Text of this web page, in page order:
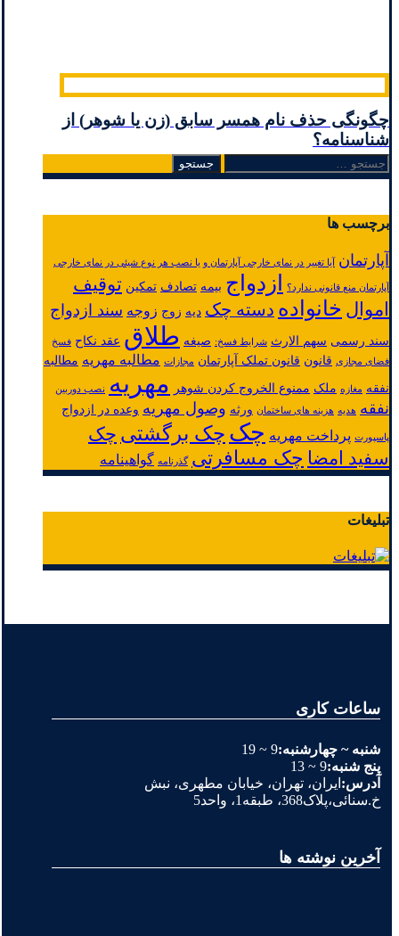
چگونگی حذف نام همسر سابق (زن یا شوهر) از
شناسنامه؟
جستجو
برای:
برچسب ها
آپارتمان آیا تغییر در نمای خارجی آپارتمان و یا نصب هر نوع شیئی در نمای خارجی
آپارتمان منع قانونی ندارد؟ ازدواج بیمه تصادف تمکین توقیف
اموال خانواده دسته چک دیه زوج زوجه سند ازدواج
سند رسمی سهم الارث شرایط فسخ: صیغه طلاق عقد نکاح فسخ
فضای مجازی قانون قانون تملک آپارتمان مجازات مطالبه مهریه مطالبه
نفقه مغازه ملک ممنوع الخروج کردن شوهر مهریه نصب دوربین
نفقه هدیه هزینه های ساختمان ورثه وصول مهریه وعده در ازدواج
پاسپورت پرداخت مهریه چک چک برگشتی چک
سفید امضا چک مسافرتی گذرنامه گواهینامه
تبلیغات
ساعات کاری
شنبه ~ چهارشنبه:9 ~ 19
پنج شنبه:9 ~ 13
آدرس: ایران، تهران، خیابان مطهری، نبش
خ.سنائی،پلاک368، طبقه1، واحد5
آخرین نوشته ها